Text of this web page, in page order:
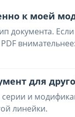
к моей
документа.
для
и
линейки.